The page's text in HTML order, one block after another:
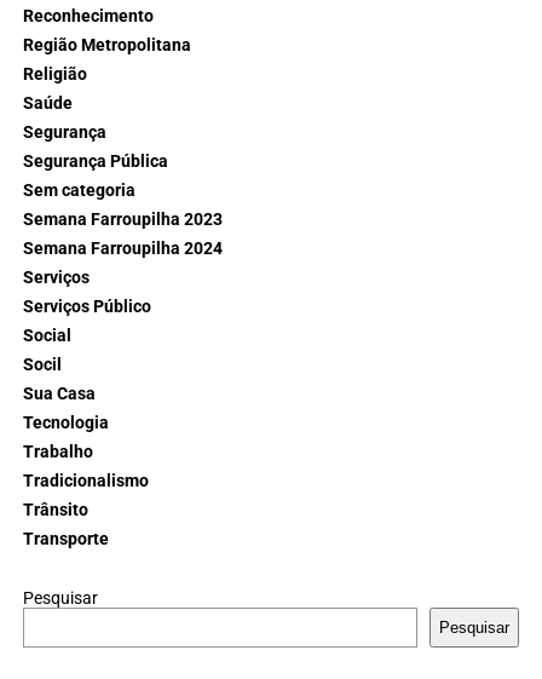
Reconhecimento
Região Metropolitana
Religião
Saúde
Segurança
Segurança Pública
Sem categoria
Semana Farroupilha 2023
Semana Farroupilha 2024
Serviços
Serviços Público
Social
Socil
Sua Casa
Tecnologia
Trabalho
Tradicionalismo
Trânsito
Transporte
Pesquisar
Pesquisar